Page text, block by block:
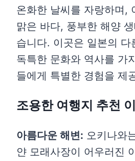
온화한 날씨를 자랑하며,
맑은 바다, 풍부한 해양
습니다. 이곳은 일본의 다
독특한 문화와 역사를 가
들에게 특별한 경험을 제
조용한 여행지 추천
아름다운 해변: 오키나와
얀 모래사장이 어우러진